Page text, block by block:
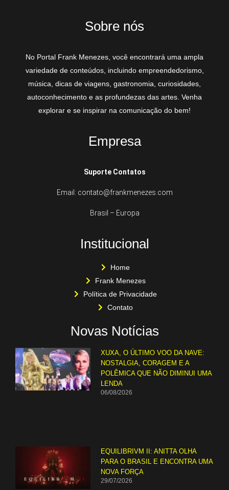
Sobre nós
No Portal Frank Menezes, você encontrará uma ampla
variedade de conteúdos, incluindo empreendedorismo,
música, dicas de viagens, gastronomia, curiosidades,
autoconhecimento e as profundezas das artes. Venha
explorar e se inspirar na comunicação do bem!
Empresa
Suporte Contatos
Email: contato@frankmenezes.com
Brasil – Europa
Institucional
Home
Frank Menezes
Política de Privacidade
Contato
Novas Notícias
XUXA, O ÚLTIMO VOO DA NAVE:
NOSTALGIA, CORAGEM E A
POLÊMICA QUE NÃO DIMINUI UMA
LENDA
06/08/2026
EQUILIBRIVM II: ANITTA OLHA
PARA O BRASIL E ENCONTRA UMA
NOVA FORÇA
29/07/2026